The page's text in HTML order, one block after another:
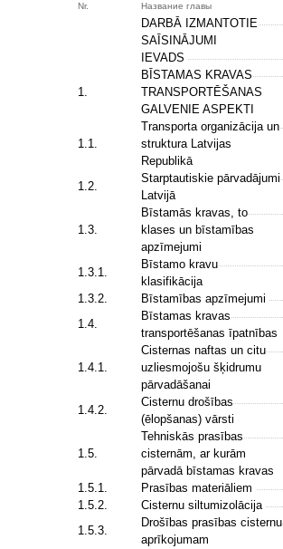
Nr. Название главы
DARBĀ IZMANTOTIE
SAĪSINĀJUMI
IEVADS
1.
BĪSTAMAS KRAVAS
TRANSPORTĒŠANAS
GALVENIE ASPEKTI
1.1.
Transporta organizācija un
struktura Latvijas
Republikā
1.2.
Starptautiskie pārvadājumi
Latvijā
1.3.
Bīstamās kravas, to
klases un bīstamības
apzīmejumi
1.3.1.
Bīstamo kravu
klasifikācija
1.3.2.
Bīstamības apzīmejumi
1.4.
Bīstamas kravas
transportēšanas īpatnības
1.4.1.
Cisternas naftas un citu
uzliesmojošu šķidrumu
pārvadāšanai
1.4.2.
Cisternu drošības
(ēlopšanas) vārsti
1.5.
Tehniskās prasības
cisternām, ar kurām
pārvadā bīstamas kravas
1.5.1. Prasības materiāliem
1.5.2.
Cisternu siltumizolācija
1.5.3.
Drošības prasības cisternu
aprīkojumam